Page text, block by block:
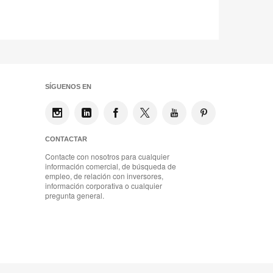
SÍGUENOS EN
CONTACTAR
Contacte con nosotros para cualquier
información comercial, de búsqueda de
empleo, de relación con inversores,
información corporativa o cualquier
pregunta general.